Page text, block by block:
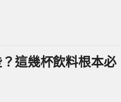
這幾杯飲料根本必